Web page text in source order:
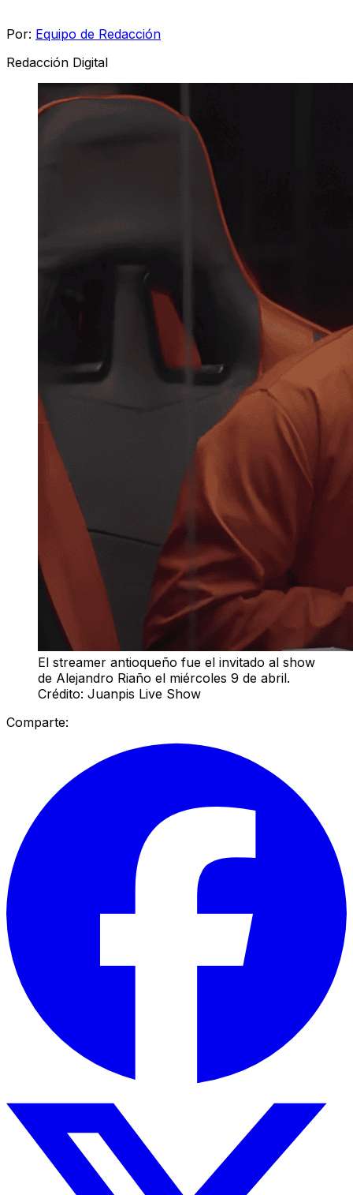
Por: Equipo de Redacción
Redacción Digital
El streamer antioqueño fue el invitado al show
de Alejandro Riaño el miércoles 9 de abril.
Crédito: Juanpis Live Show
Comparte: